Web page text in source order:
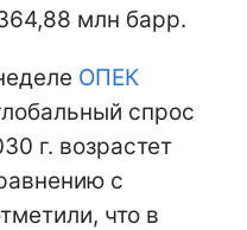
млн барр.
ОПЕК
спрос
г. возрастет
с
что в